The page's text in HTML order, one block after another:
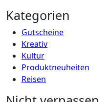
Kategorien
Gutscheine
Kreativ
Kultur
Produktneuheiten
Reisen